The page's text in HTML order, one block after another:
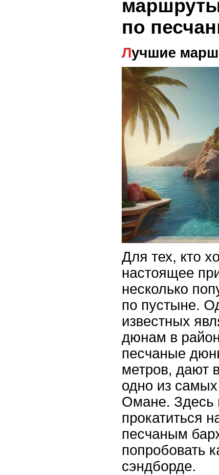
по
Лучшие
Для тех, кто
настоящее
несколько
по пустыне.
известных
дюнам в
песчаные
метров, дают
одно из
Омане. Здесь
прокатиться
песчаным
попробовать
сэндборде.